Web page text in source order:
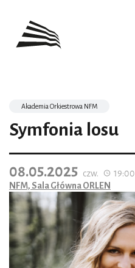
Akademia Orkiestrowa NFM
Symfonia losu
08.05.2025 czw.
19:00
NFM, Sala Główna ORLEN